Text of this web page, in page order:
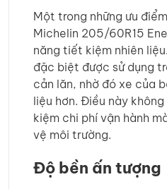
Một trong những ưu
Michelin 205/60R15
năng tiết kiệm nhiên
đặc biệt được sử dụng
cản lăn, nhờ đó xe của
liệu hơn. Điều này
kiệm chi phí vận hành
vệ môi trường.
Độ bền ấn tượng